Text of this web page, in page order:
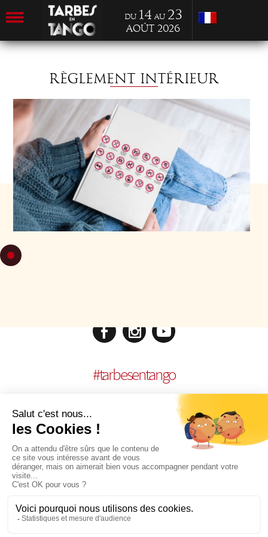
du 14 au 23
Août 2026
RÈGLEMENT INTÉRIEUR
#tarbesentango
MENTIONS LÉGALES| RÉALISATION :